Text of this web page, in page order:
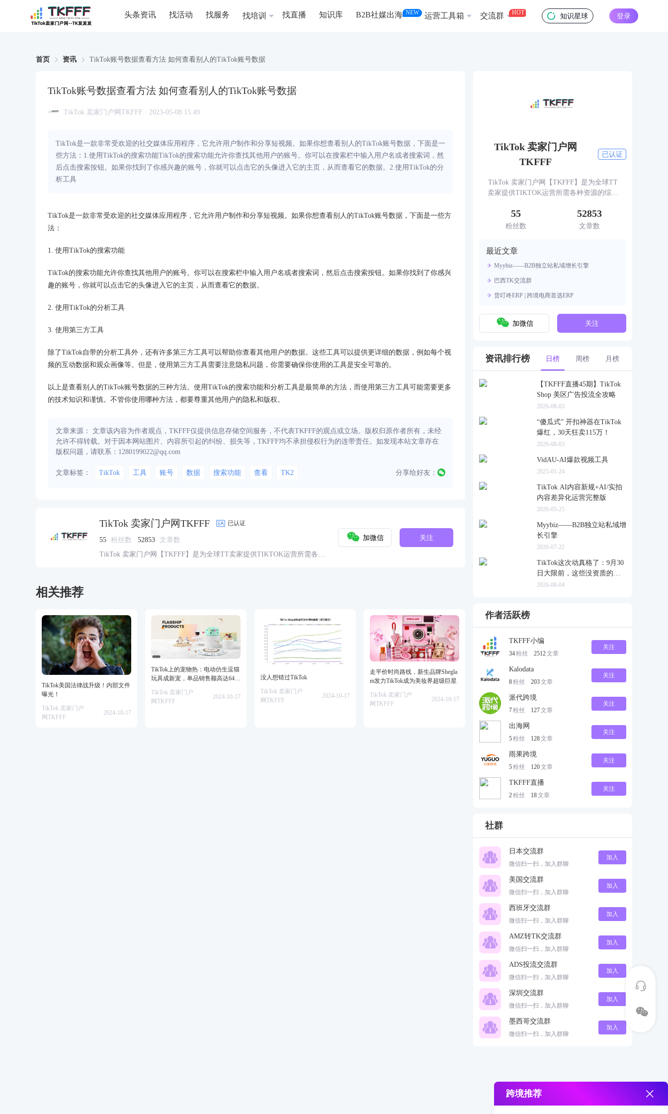
头条资讯 找活动 找服务 找培训 找直播 知识库 B2B社媒出海 NEW 运营工具箱 交流群 HOT 知识星球 登录
首页 资讯 TikTok账号数据查看方法 如何查看别人的TikTok账号数据
TikTok账号数据查看方法 如何查看别人的TikTok账号数据
TikTok 卖家门户网TKFFF · 2023-05-08 15:49
TikTok是一款非常受欢迎的社交媒体应用程序，它允许用户制作和分享短视频。如果你想查看别人的TikTok账号数据，下面是一
些方法：1.使用TikTok的搜索功能TikTok的搜索功能允许你查找其他用户的账号。你可以在搜索栏中输入用户名或者搜索词，然
后点击搜索按钮。如果你找到了你感兴趣的账号，你就可以点击它的头像进入它的主页，从而查看它的数据。2.使用TikTok的分
析工具
TikTok是一款非常受欢迎的社交媒体应用程序，它允许用户制作和分享短视频。如果你想查看别人的TikTok账号数据，下面是一些方
法：
1. 使用TikTok的搜索功能
TikTok的搜索功能允许你查找其他用户的账号。你可以在搜索栏中输入用户名或者搜索词，然后点击搜索按钮。如果你找到了你感兴
趣的账号，你就可以点击它的头像进入它的主页，从而查看它的数据。
2. 使用TikTok的分析工具
3. 使用第三方工具
除了TikTok自带的分析工具外，还有许多第三方工具可以帮助你查看其他用户的数据。这些工具可以提供更详细的数据，例如每个视
频的互动数据和观众画像等。但是，使用第三方工具需要注意隐私问题，你需要确保你使用的工具是安全可靠的。
以上是查看别人的TikTok账号数据的三种方法。使用TikTok的搜索功能和分析工具是最简单的方法，而使用第三方工具可能需要更多
的技术知识和谨慎。不管你使用哪种方法，都要尊重其他用户的隐私和版权。
文章来源： 文章该内容为作者观点，TKFFF仅提供信息存储空间服务，不代表TKFFF的观点或立场。版权归原作者所有，未经
允许不得转载。对于因本网站图片、内容所引起的纠纷、损失等，TKFFF均不承担侵权行为的连带责任。如发现本站文章存在
版权问题，请联系：1280199022@qq.com
文章标签： TikTok 工具 账号 数据 搜索功能 查看 TK2 分享给好友：
TikTok 卖家门户网TKFFF 已认证
55 粉丝数 52853
文章数
TikTok 卖家门户网【TKFFF】是为全球TT卖家提供TIKTOK运营所需各种
加微信 关注
相关推荐
TikTok美国法律战升级！内部文件
曝光！
TikTok 卖家门户
网TKFFF
2024-10-17
TikTok上的宠物热：电动仿生逗猫
玩具成新宠，单品销售额高达64万
TikTok 卖家门户
网TKFFF
2024-10-17
没人想错过TikTok
TikTok 卖家门户
网TKFFF
2024-10-17
走平价时尚路线，新生品牌Shegla
m发力TikTok成为美妆界超级巨星
TikTok 卖家门户
网TKFFF
2024-10-17
TikTok 卖家门户网
TKFFF
已认证
TikTok 卖家门户网【TKFFF】是为全球TT
卖家提供TIKTOK运营所需各种资源的综合
坛、社群、活动、人脉、货盘、教学等必备
55
粉丝数
52853
文章数
最近文章
Myybiz——B2B独立站私域增长引擎
巴西TK交流群
货叮咚ERP | 跨境电商首选ERP
加微信 关注
资讯排行榜 日榜 周榜 月榜
【TKFFF直播45期】TikTok
Shop 美区广告投流全攻略
2026-08-03
“傻瓜式” 开扣神器在TikTok
爆红，30天狂卖115万！
2026-08-03
VidAU-AI爆款视频工具
2025-01-24
TikTok AI内容新规+AI/实拍
内容差异化运营完整版
2026-05-25
Myybiz——B2B独立站私域增
长引擎
2026-07-22
TikTok这次动真格了：9月30
日大限前，这些没资质的货
一律清退
2026-08-04
作者活跃榜
TKFFF小编
34粉丝 2512文章
关注
Kalodata
8粉丝 203文章
关注
派代跨境
7粉丝 127文章
关注
出海网
5粉丝 128文章
关注
雨果跨境
5粉丝 120文章
关注
TKFFF直播
2粉丝 18文章
关注
社群
日本交流群
微信扫一扫，加入群聊
加入
美国交流群
微信扫一扫，加入群聊
加入
西班牙交流群
微信扫一扫，加入群聊
加入
AMZ转TK交流群
微信扫一扫，加入群聊
加入
ADS投流交流群
微信扫一扫，加入群聊
加入
深圳交流群
微信扫一扫，加入群聊
加入
墨西哥交流群
微信扫一扫，加入群聊
加入
跨境推荐